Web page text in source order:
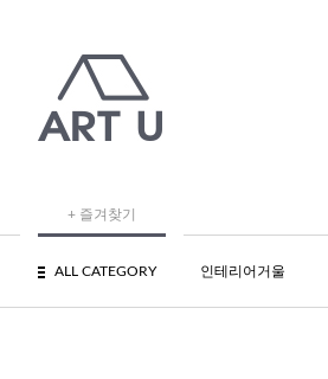
+ 즐겨찾기
ALL CATEGORY 인테리어거울